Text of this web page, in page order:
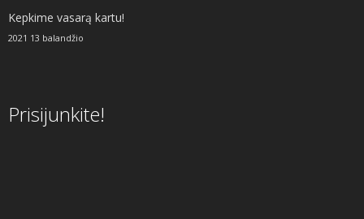
Kepkime vasarą kartu!
2021 13 balandžio
Prisijunkite!